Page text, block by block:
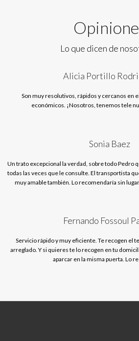
Lo que dicen de
Alicia Portillo
Son muy resolutivos, rápidos y cercanos en
económicos. ¡Nosotros, tenemos tele
Sonia Baez
Un trato excepcional la verdad, sobre todo Pedro
todas las veces que le consulte. El transportista
muy amable también. Lo recomendaría sin
Fernando Fossoul
Servicio rápido y muy eficiente. Te recogen el
arreglado. Y si quieres te lo recogen en tu
aparcar en la misma puerta. Lo